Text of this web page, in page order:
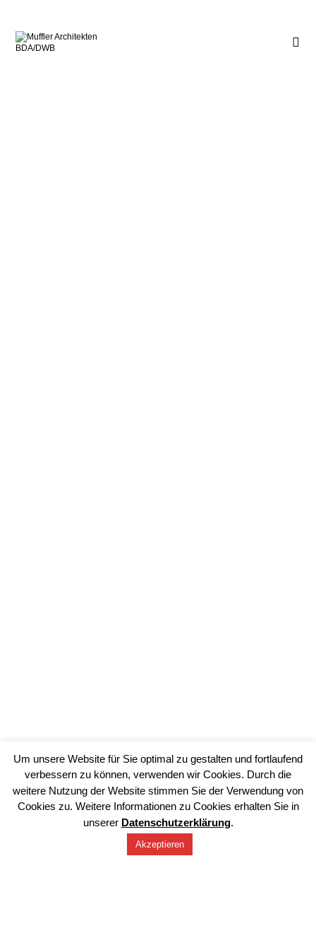
Um unsere Website für Sie optimal zu gestalten und fortlaufend
verbessern zu können, verwenden wir Cookies. Durch die
weitere Nutzung der Website stimmen Sie der Verwendung von
Cookies zu. Weitere Informationen zu Cookies erhalten Sie in
unserer Datenschutzerklärung.
Akzeptieren